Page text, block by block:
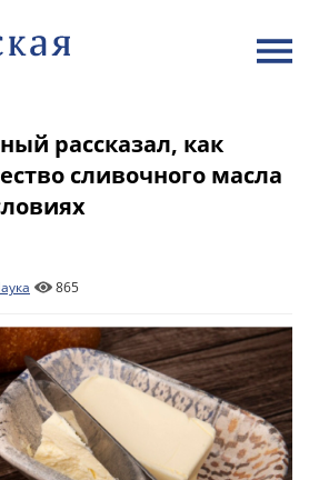
рассказал, как
сливочного масла
865